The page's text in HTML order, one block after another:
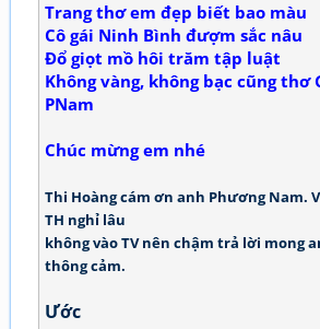
Trang thơ em đẹp biết bao màu
Cô gái Ninh Bình đượm sắc nâu
Đổ giọt mồ hôi trăm tập luật
Không vàng, không bạc cũng thơ
PNam
Chúc mừng em nhé
Thi Hoàng cám ơn anh Phương Nam.
TH nghỉ lâu
không vào TV nên chậm trả lời mong
thông cảm.
Ước